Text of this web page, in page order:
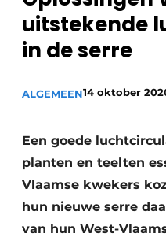
Privacy / Cookie
Vacature
Video’s
uitstekende
in de serre
ALGEMEEN14 oktober
Een goede
planten en teelten
Vlaamse kwekers
hun nieuwe serre
van hun West-